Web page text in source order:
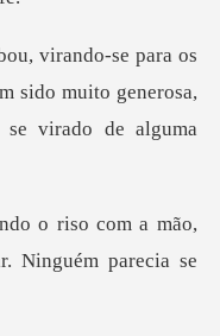
sido muito generosa,
a mão,
Ning